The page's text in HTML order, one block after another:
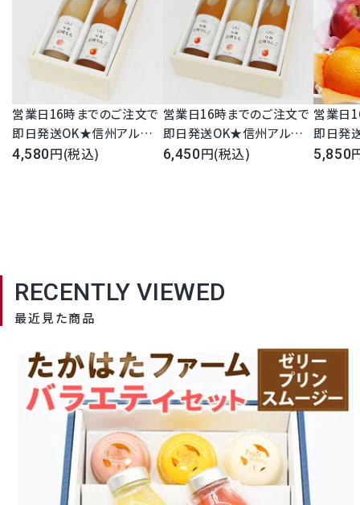
営業日16時までのご注文で
即日発送OK★信州アルプ
スストレートフルーツジュー
温保存 お供 法事 法要 お彼
4,580 (税込)
営業日16時までのご注文で
即日発送OK★信州アルプ
スストレートフルーツジュー
温保存 お供 法事 法要 お彼
6,450 (税込)
営業日
即日発
ルーツ
5,850
RECENTLY VIEWED
最近見た商品